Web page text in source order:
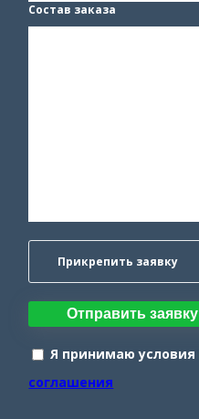
Состав заказа
Прикрепить заявку
Отправить заявку
Я принимаю условия
соглашения